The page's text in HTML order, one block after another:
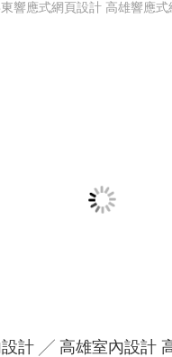
響應式網頁設計 高雄響應式
計 ╱ 高雄室內設計